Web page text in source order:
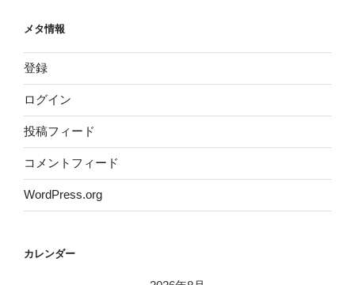
メタ情報
登録
ログイン
投稿フィード
コメントフィード
WordPress.org
カレンダー